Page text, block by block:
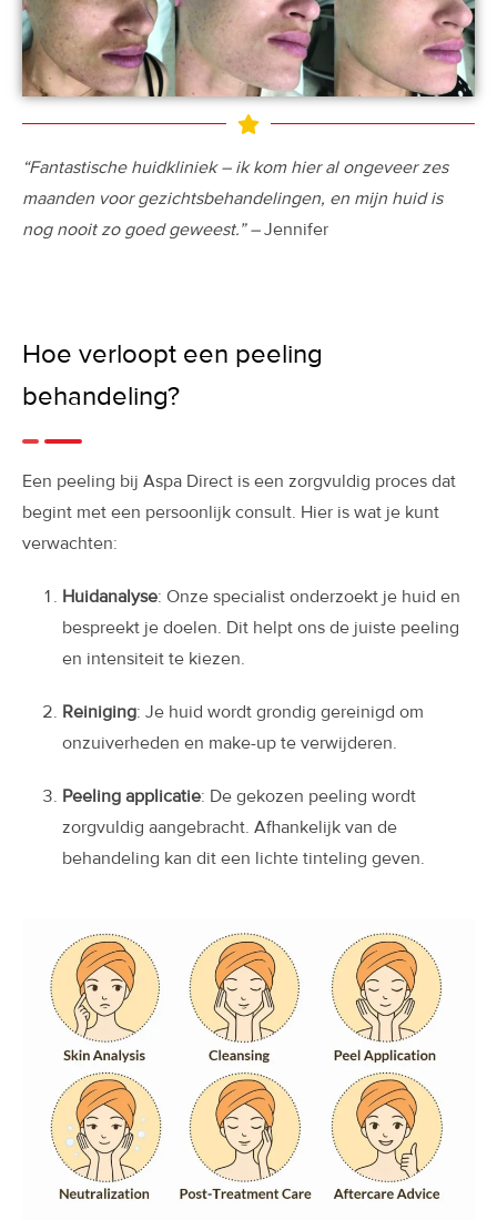
“Fantastische huidkliniek – ik kom hier al ongeveer zes
maanden voor gezichtsbehandelingen, en mijn huid is
nog nooit zo goed geweest.” –Jennifer
Hoe verloopt een peeling
behandeling?
Een peeling bij Aspa Direct is een zorgvuldig proces dat
begint met een persoonlijk consult. Hier is wat je kunt
verwachten:
Huidanalyse: Onze specialist onderzoekt je huid en
bespreekt je doelen. Dit helpt ons de juiste peeling
en intensiteit te kiezen.
Reiniging: Je huid wordt grondig gereinigd om
onzuiverheden en make-up te verwijderen.
Peeling applicatie: De gekozen peeling wordt
zorgvuldig aangebracht. Afhankelijk van de
behandeling kan dit een lichte tinteling geven.